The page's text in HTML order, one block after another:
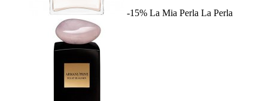
-15% La Mia Perla La Perla